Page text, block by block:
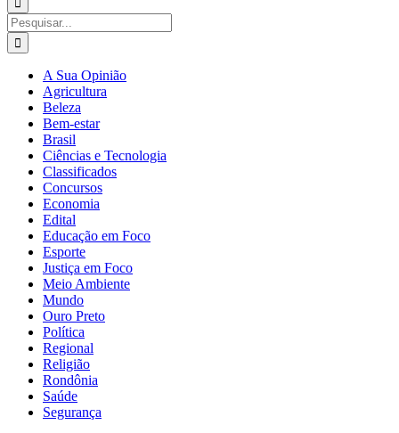
para:
Buscar
resultados
para:
A Sua Opinião
Agricultura
Beleza
Bem-estar
Brasil
Ciências e Tecnologia
Classificados
Concursos
Economia
Edital
Educação em Foco
Esporte
Justiça em Foco
Meio Ambiente
Mundo
Ouro Preto
Política
Regional
Religião
Rondônia
Saúde
Segurança